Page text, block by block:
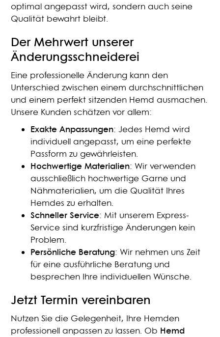
optimal angepasst wird, sondern auch seine
Qualität bewahrt bleibt.
Der Mehrwert unserer
Änderungsschneiderei
Eine professionelle Änderung kann den
Unterschied zwischen einem durchschnittlichen
und einem perfekt sitzenden Hemd ausmachen.
Unsere Kunden schätzen vor allem:
Exakte Anpassungen: Jedes Hemd wird
individuell angepasst, um eine perfekte
Passform zu gewährleisten.
Hochwertige Materialien: Wir verwenden
ausschließlich hochwertige Garne und
Nähmaterialien, um die Qualität Ihres
Hemdes zu erhalten.
Schneller Service: Mit unserem Express-
Service sind kurzfristige Änderungen kein
Problem.
Persönliche Beratung: Wir nehmen uns Zeit
für eine ausführliche Beratung und
besprechen Ihre individuellen Wünsche.
Jetzt Termin vereinbaren
Nutzen Sie die Gelegenheit, Ihre Hemden
professionell anpassen zu lassen. Ob Hemd